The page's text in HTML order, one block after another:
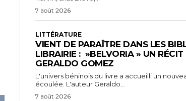
7 août 2026
LITTÉRATURE
VIENT DE PARAÎTRE DANS LES
LIBRAIRIE : »BELVORIA » UN
GERALDO GOMEZ
L'univers béninois du livre a accueilli un
écoulée. L'auteur Geraldo...
7 août 2026